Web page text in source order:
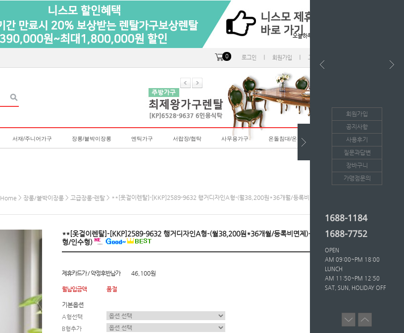
오늘하루 열지않음
0 로그인 회원가입 고객센터
서재/주니어가구 장롱/붙박이장롱 엔틱가구 서랍장/협탁 사무용가구 온돌침대/온돌소파
Home > 장롱/붙박이장롱 > 고급장롱-렌탈 > **[옷걸이렌탈]-[KKP]2589-9632 행거디자인A형-(월38,200원*36개월/등록비면제)-(반납형/인수형)
**[옷걸이렌탈]-[KKP]2589-9632 행거디자인A형-(월38,200원*36개월/등록비면제)-(반납
형/인수형)
제휴카드가 / 약정후반납가 46,100원
월납입금액 품절
기본옵션
A형선택
B형추가
회원가입
공지사항
사용후기
질문과답변
장바구니
가맹점문의
1688-1184
1688-7752
OPEN
AM 09:00~PM 18:00
LUNCH
AM 11:50~PM 12:50
SAT, SUN, HOLIDAY OFF